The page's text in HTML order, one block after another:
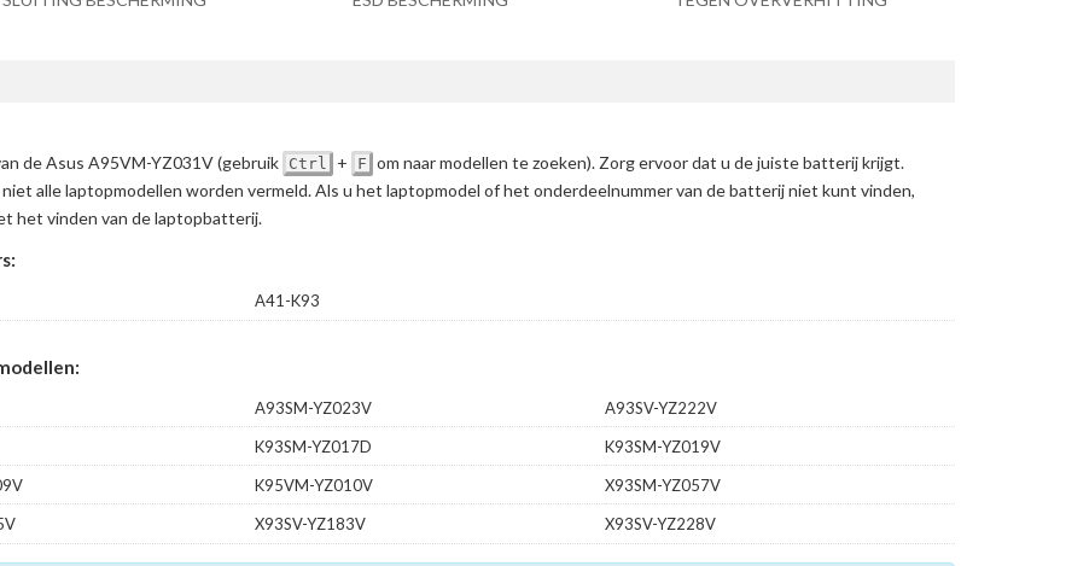
de Asus A95VM-YZ031V(gebruik Ctrl + F om naar modellen te zoeken). Zorg ervoor dat u de juiste batterij krijgt.
alle laptopmodellen worden vermeld. Als u het laptopmodel of het onderdeelnummer van de batterij niet kunt vinden,
het vinden van de laptopbatterij.
A41-K93
A93SM-YZ023V
A93SV-YZ222V
K93SM-YZ017D
K93SM-YZ019V
K95VM-YZ010V
X93SM-YZ057V
X93SV-YZ183V X93SV-YZ228V